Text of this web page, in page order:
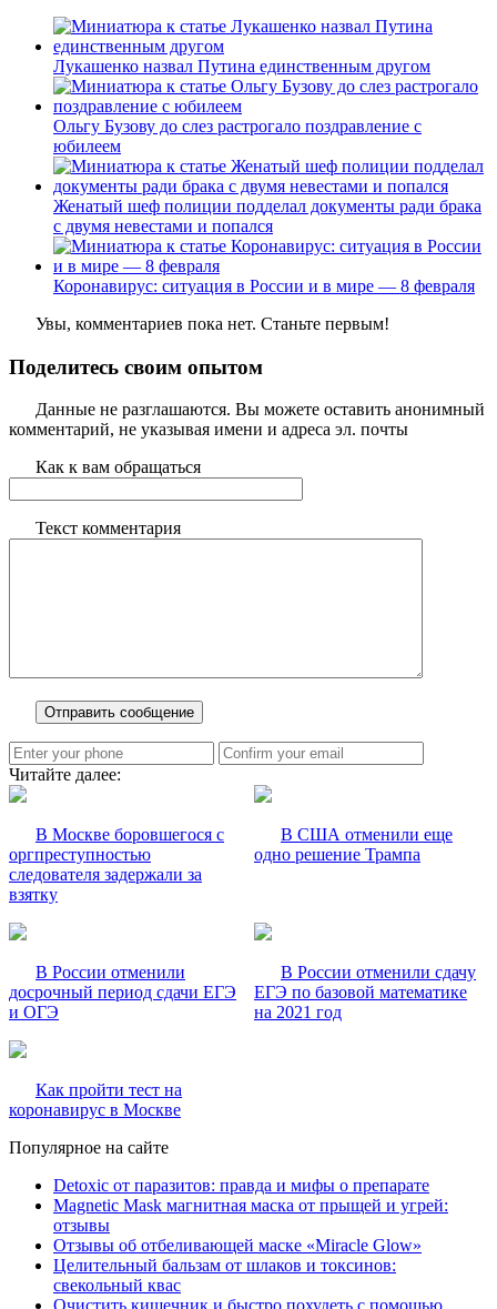
Лукашенко назвал Путина единственным другом
Ольгу Бузову до слез растрогало поздравление с
юбилеем
Женатый шеф полиции подделал документы ради брака
с двумя невестами и попался
Коронавирус: ситуация в России и в мире — 8 февраля
Увы, комментариев пока нет. Станьте первым!
Поделитесь своим опытом
Данные не разглашаются. Вы можете оставить анонимный
комментарий, не указывая имени и адреса эл. почты
Как к вам обращаться
Текст комментария
Читайте далее:
В Москве боровшегося с
оргпреступностью
следователя задержали за
взятку
В США отменили еще
одно решение Трампа
В России отменили
досрочный период сдачи ЕГЭ
и ОГЭ
В России отменили сдачу
ЕГЭ по базовой математике
на 2021 год
Как пройти тест на
коронавирус в Москве
Популярное на сайте
Detoxic от паразитов: правда и мифы о препарате
Magnetic Mask магнитная маска от прыщей и угрей:
отзывы
Отзывы об отбеливающей маске «Miracle Glow»
Целительный бальзам от шлаков и токсинов:
свекольный квас